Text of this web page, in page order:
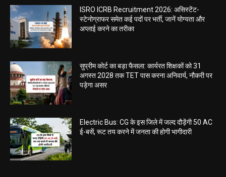
ISRO ICRB Recruitment 2026: असिस्टेंट-
स्टेनोग्राफर समेत कई पदों पर भर्ती, जानें योग्यता और
अप्लाई करने का तरीका
सुप्रीम कोर्ट का बड़ा फैसला: कार्यरत शिक्षकों को 31
अगस्त 2028 तक TET पास करना अनिवार्य, नौकरी पर
पड़ेगा असर
Electric Bus: CG के इस जिले में जल्द दौड़ेंगी 50 AC
ई-बसें, रूट तय करने में जनता की होगी भागीदारी